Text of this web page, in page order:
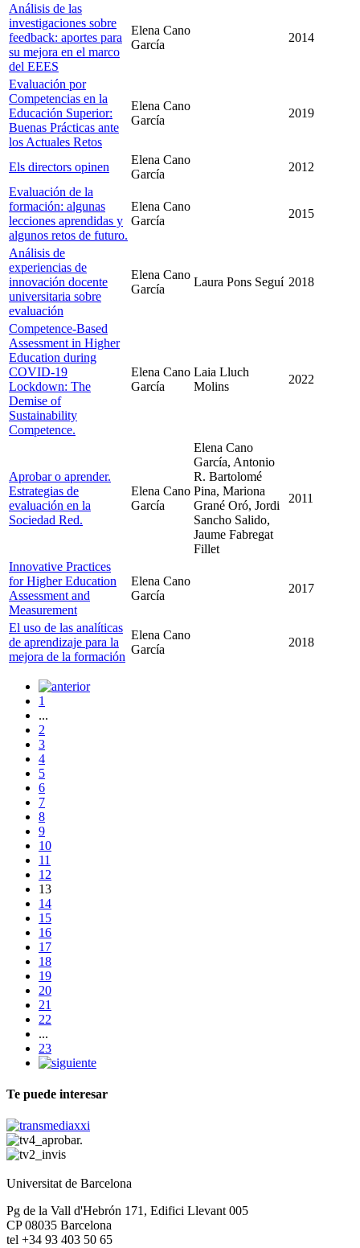
Análisis de las
investigaciones sobre
feedback: aportes para
su mejora en el marco
del EEES
Elena Cano
García
2014
Evaluación por
Competencias en la
Educación Superior:
Buenas Prácticas ante
los Actuales Retos
Elena Cano
García
2019
Els directors opinen
Elena Cano
García
2012
Evaluación de la
formación: algunas
lecciones aprendidas y
algunos retos de futuro.
Elena Cano
García
2015
Análisis de
experiencias de
innovación docente
universitaria sobre
evaluación
Elena Cano
García
Laura Pons Seguí 2018
Competence-Based
Assessment in Higher
Education during
COVID-19
Lockdown: The
Demise of
Sustainability
Competence.
Elena Cano
García
Laia Lluch
Molins
2022
Aprobar o aprender.
Estrategias de
evaluación en la
Sociedad Red.
Elena Cano
García
Elena Cano
García, Antonio
R. Bartolomé
Pina, Mariona
Grané Oró, Jordi
Sancho Salido,
Jaume Fabregat
Fillet
2011
Innovative Practices
for Higher Education
Assessment and
Measurement
Elena Cano
García
2017
El uso de las analíticas
de aprendizaje para la
mejora de la formación
Elena Cano
García
2018
1
...
2
3
4
5
6
7
8
9
10
11
12
13
14
15
16
17
18
19
20
21
22
...
23
Te puede interesar
Universitat de Barcelona
Pg de la Vall d'Hebrón 171, Edifici Llevant 005
CP 08035 Barcelona
tel +34 93 403 50 65